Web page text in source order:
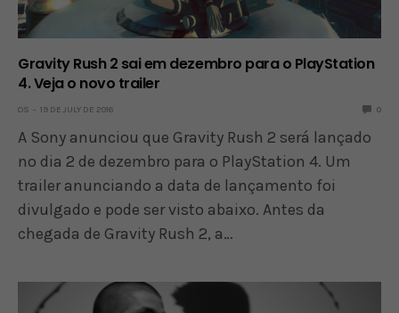
Gravity Rush 2 sai em dezembro para o PlayStation
4. Veja o novo trailer
OS 19 DE JULY DE 2016 0
A Sony anunciou que Gravity Rush 2 será lançado
no dia 2 de dezembro para o PlayStation 4. Um
trailer anunciando a data de lançamento foi
divulgado e pode ser visto abaixo. Antes da
chegada de Gravity Rush 2, a…